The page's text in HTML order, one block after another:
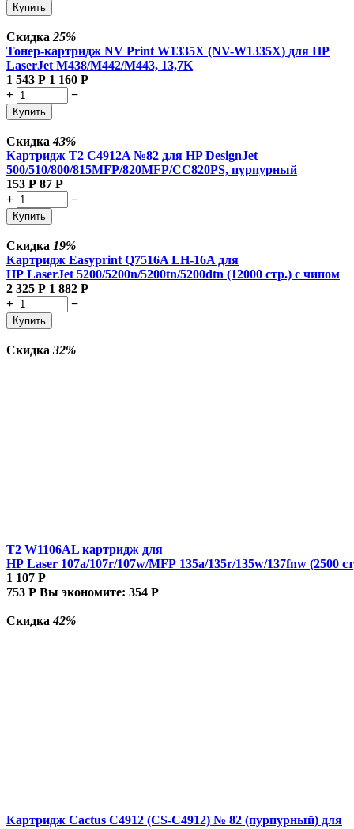
Купить
Скидка 25%
Тонер-картридж NV Print W1335X (NV-W1335X) для HP
LaserJet M438/M442/M443, 13,7K
1 543 Р 1 160 Р
+
−
Купить
Скидка43%
Картридж T2 C4912A №82 для HP DesignJet
500/510/800/815MFP/820MFP/CC820PS, пурпурный
153 Р 87 Р
+
−
Купить
Скидка 19%
Картридж Easyprint Q7516A LH-16A для
HP LaserJet 5200/5200n/5200tn/5200dtn (12000 стр.) с чипом
2 325 Р 1 882 Р
+
−
Купить
Скидка 32%
T2 W1106AL картридж для
HP Laser 107a/107r/107w/MFP 135a/135r/135w/137fnw (2500
1 107 Р
753 Р Вы экономите: 354 Р
Скидка42%
Картридж Cactus C4912 (CS-C4912) № 82 (пурпурный) для